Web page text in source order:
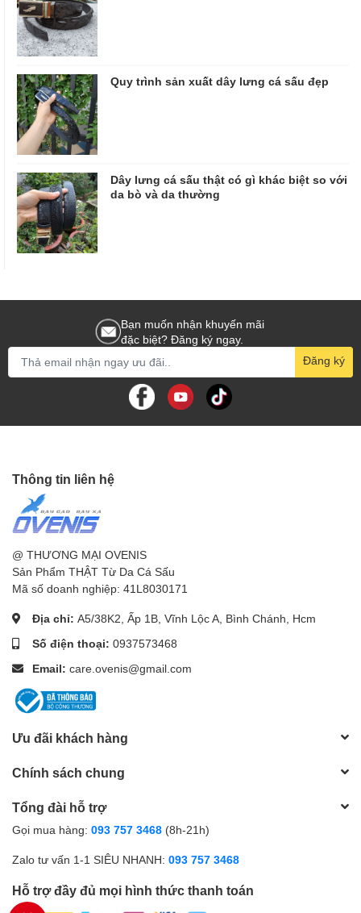
Quy trình sản xuất dây lưng cá sấu đẹp
Dây lưng cá sấu thật có gì khác biệt so với
da bò và da thường
Bạn muốn nhận khuyến mãi
đặc biệt? Đăng ký ngay.
Đăng ký
Thông tin liên hệ
@ THƯƠNG MẠI OVENIS
Sản Phẩm THẬT Từ Da Cá Sấu
Mã số doanh nghiệp: 41L8030171
Địa chỉ: A5/38K2, Ấp 1B, Vĩnh Lộc A, Bình Chánh, Hcm
Số điện thoại: 0937573468
Email: care.ovenis@gmail.com
Ưu đãi khách hàng
Chính sách chung
Tổng đài hỗ trợ
Gọi mua hàng: 093 757 3468 (8h-21h)
Zalo tư vấn 1-1 SIÊU NHANH: 093 757 3468
Hỗ trợ đầy đủ mọi hình thức thanh toán